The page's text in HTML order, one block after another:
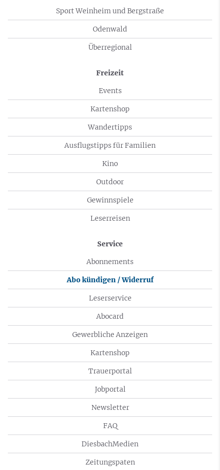
Sport Weinheim und Bergstraße
Odenwald
Überregional
Freizeit
Events
Kartenshop
Wandertipps
Ausflugstipps für Familien
Kino
Outdoor
Gewinnspiele
Leserreisen
Service
Abonnements
Abo kündigen / Widerruf
Leserservice
Abocard
Gewerbliche Anzeigen
Kartenshop
Trauerportal
Jobportal
Newsletter
FAQ
DiesbachMedien
Zeitungspaten